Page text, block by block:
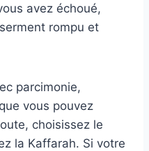
avez échoué,
rompu et
parcimonie,
vous pouvez
choisissez le
la Kaffarah. Si votre